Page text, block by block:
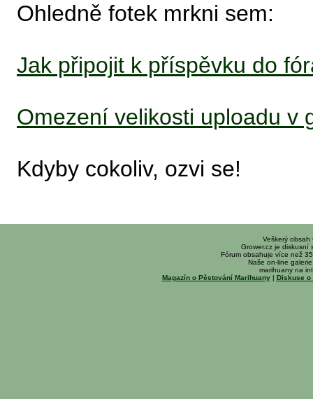
Ohledně fotek mrkni sem:
Jak připojit k příspěvku do
Omezení velikosti uploadu v
Kdyby cokoliv, ozvi se!
Veškerý obsah
Grower.cz je diskusní
Fórum obsahuje více než
Naše on-line
marihuany na
Magazín o Pěstování Marihuany| Diskuse o